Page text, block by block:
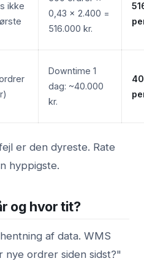
ikke
0,43 × 2.400 =
516.000 kr.
Downtime 1
dag: ~40.000
kr.
er den dyreste. Rate
hyppigste.
og hvor tit?
af data. WMS
nye ordrer siden sidst?"